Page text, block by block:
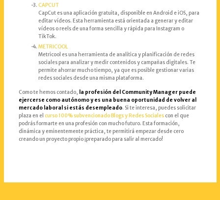
CAPCUT
CapCut es una aplicación gratuita, disponible en Android e iOS, para
editar vídeos. Esta herramienta está orientada a generar y editar
vídeos o reels de una forma sencilla y rápida para Instagram o
TikTok.
METRICOOL
Metricool es una herramienta de analítica y planificación de redes
sociales para analizar y medir contenidos y campañas digitales. Te
permite ahorrar mucho tiempo, ya que es posible gestionar varias
redes sociales desde una misma plataforma.
Como te hemos contado, la profesión del Community Manager puede
ejercerse como autónomo y es una buena oportunidad de volver al
mercado laboral si estás desempleado. Si te interesa, puedes solicitar
plaza en el curso 100% subvencionado Blogs y Redes Socialescon el que
podrás formarte en una profesión con mucho futuro. Esta formación,
dinámica y eminentemente práctica, te permitirá empezar desde cero
creando un proyecto propio ¡preparado para salir al mercado!